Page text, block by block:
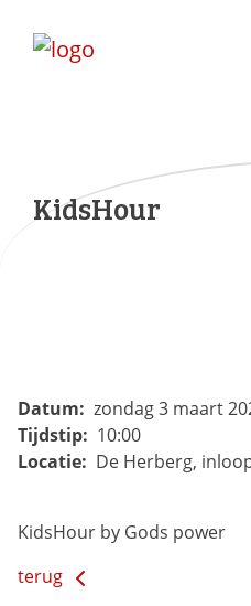
KidsHour
Datum: zondag 3 maart
Tijdstip: 10:00
Locatie: De Herberg,
KidsHour by Gods power
terug